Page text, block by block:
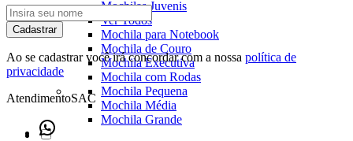
Mochilas Juvenis
Ver Todos
Mochila para Notebook
Mochila de Couro
Mochila Executiva
Mochila com Rodas
Mochila Pequena
Mochila Média
Mochila Grande
Cadastrar
Ao se cadastrar você irá concordar com a nossa política de
privacidade
AtendimentoSAC